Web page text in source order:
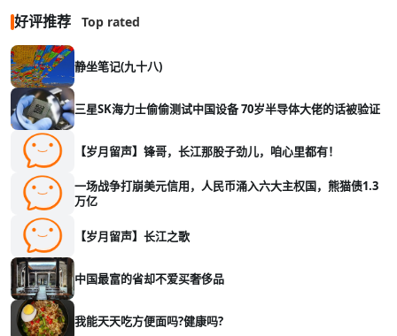
好评推荐 Top rated
静坐笔记(九十八)
三星SK海力士偷偷测试中国设备 70岁半导体大佬的话被验证
【岁月留声】锋哥，长江那股子劲儿，咱心里都有！
一场战争打崩美元信用，人民币涌入六大主权国，熊猫债1.3
万亿
【岁月留声】长江之歌
中国最富的省却不爱买奢侈品
我能天天吃方便面吗?健康吗?